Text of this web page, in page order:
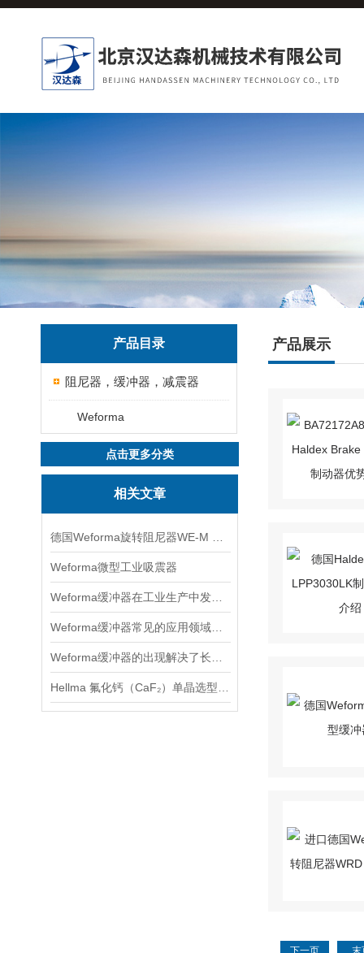
产品目录
阻尼器，缓冲器，减震器
Weforma
点击更多分类
相关文章
Weforma微型工业吸震器
产品展示
下一页 末